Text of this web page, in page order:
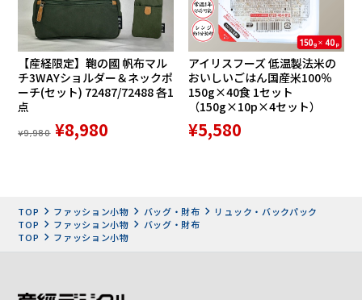
【産経限定】鞄の國 帆布マル
チ3WAYショルダー＆ネックポ
ーチ(セット) 72487/72488 各1
点
¥9,980 ¥8,980
アイリスフーズ 低温製法米の
おいしいごはん国産米100％
150g×40食 1セット
（150g×10p×4セット）
¥5,580
TOP ファッション小物 バッグ・財布
リュック・バックパック
TOP
ファッション小物
バッグ・財布
TOP
ファッション小物